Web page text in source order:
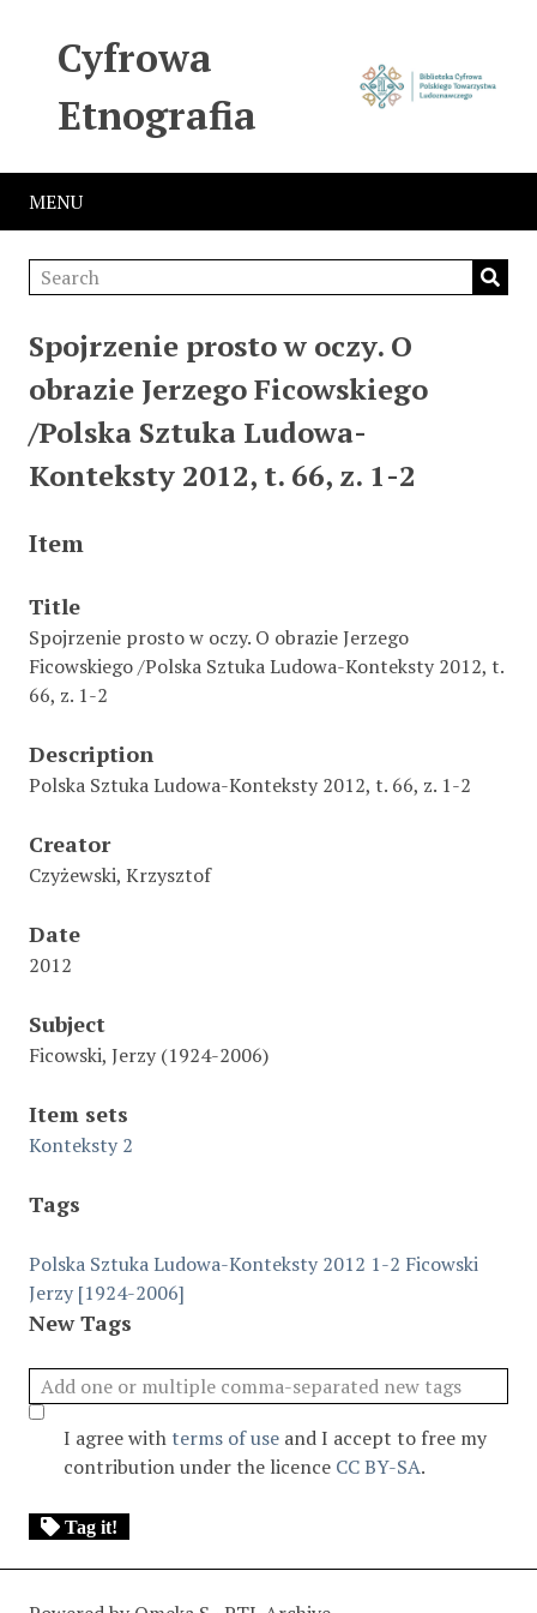
Cyfrowa
Etnografia
MENU
Spojrzenie prosto w oczy. O
obrazie Jerzego Ficowskiego
/Polska Sztuka Ludowa-
Konteksty 2012, t. 66, z. 1-2
Item
Title
Spojrzenie prosto w oczy. O obrazie Jerzego
Ficowskiego /Polska Sztuka Ludowa-Konteksty 2012, t.
66, z. 1-2
Description
Polska Sztuka Ludowa-Konteksty 2012, t. 66, z. 1-2
Creator
Czyżewski, Krzysztof
Date
2012
Subject
Ficowski, Jerzy (1924-2006)
Item sets
Konteksty 2
Tags
Polska Sztuka Ludowa-Konteksty 2012 1-2 Ficowski
Jerzy [1924-2006]
New Tags
I agree with terms of use and I accept to free my
contribution under the licence CC BY-SA.
Tag it!